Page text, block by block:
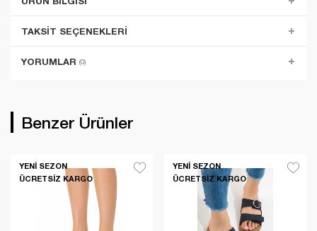
TAKSIT SEÇENEKLERI
YORUMLAR (0)
Benzer Ürünler
YENI SEZON
ÜCRETSIZ KARGO
YENI SEZON
ÜCRETSIZ KARGO